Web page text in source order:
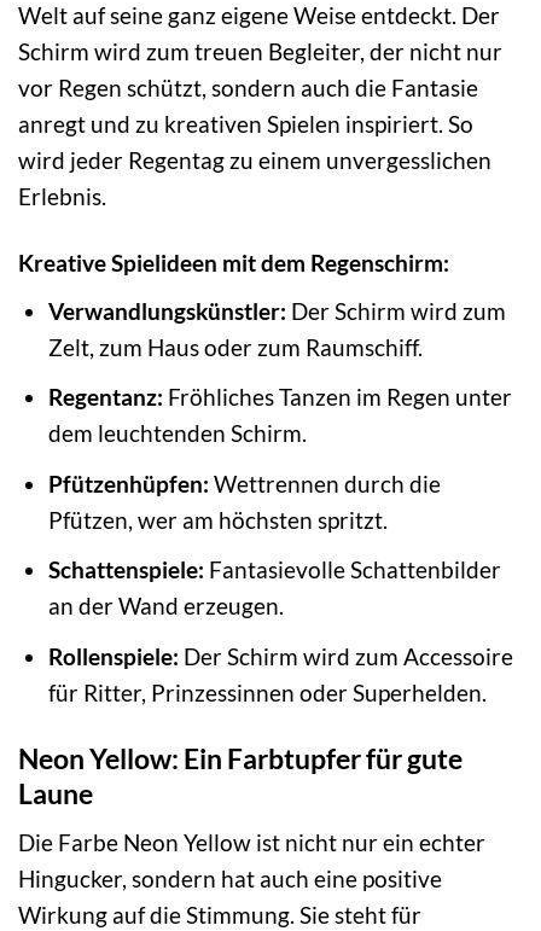
Welt auf seine ganz eigene Weise entdeckt. Der
Schirm wird zum treuen Begleiter, der nicht nur
vor Regen schützt, sondern auch die Fantasie
anregt und zu kreativen Spielen inspiriert. So
wird jeder Regentag zu einem unvergesslichen
Erlebnis.
Kreative Spielideen mit dem Regenschirm:
Verwandlungskünstler: Der Schirm wird zum
Zelt, zum Haus oder zum Raumschiff.
Regentanz: Fröhliches Tanzen im Regen unter
dem leuchtenden Schirm.
Pfützenhüpfen: Wettrennen durch die
Pfützen, wer am höchsten spritzt.
Schattenspiele: Fantasievolle Schattenbilder
an der Wand erzeugen.
Rollenspiele: Der Schirm wird zum Accessoire
für Ritter, Prinzessinnen oder Superhelden.
Neon Yellow: Ein Farbtupfer für gute
Laune
Die Farbe Neon Yellow ist nicht nur ein echter
Hingucker, sondern hat auch eine positive
Wirkung auf die Stimmung. Sie steht für